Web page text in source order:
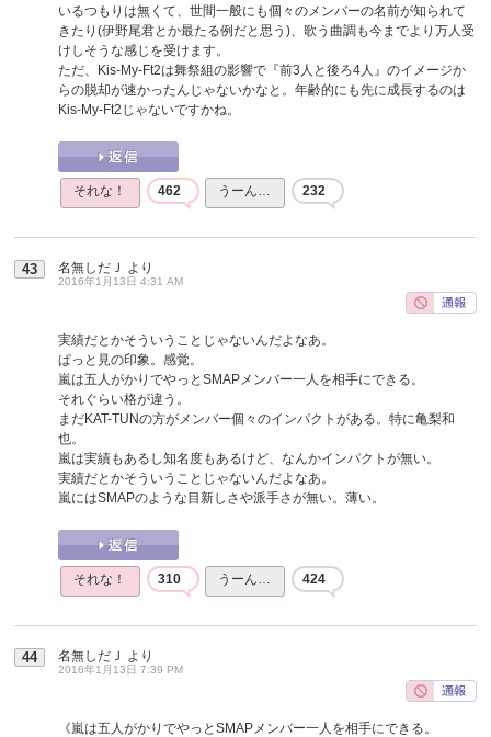
いるつもりは無くて、世間一般にも個々のメンバーの名前が知られて
きたり(伊野尾君とか最たる例だと思う)、歌う曲調も今までより万人受
けしそうな感じを受けます。
ただ、Kis-My-Ft2は舞祭組の影響で『前3人と後ろ4人』のイメージか
らの脱却が速かったんじゃないかなと。年齢的にも先に成長するのは
Kis-My-Ft2じゃないですかね。
それな！ 462 うーん… 232
43 名無しだＪ より
2016年1月13日 4:31 AM
実績だとかそういうことじゃないんだよなあ。
ぱっと見の印象。感覚。
嵐は五人がかりでやっとSMAPメンバー一人を相手にできる。
それぐらい格が違う。
まだKAT-TUNの方がメンバー個々のインパクトがある。特に亀梨和
也。
嵐は実績もあるし知名度もあるけど、なんかインパクトが無い。
実績だとかそういうことじゃないんだよなあ。
嵐にはSMAPのような目新しさや派手さが無い。薄い。
それな！ 310 うーん… 424
44 名無しだＪ より
2016年1月13日 7:39 PM
《嵐は五人がかりでやっとSMAPメンバー一人を相手にできる。